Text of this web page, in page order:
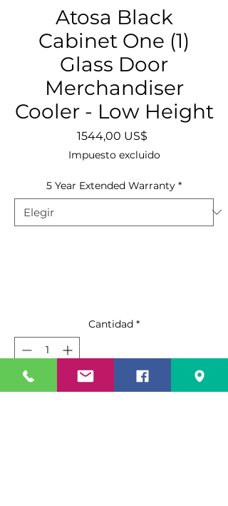
Atosa Black
Cabinet One (1)
Glass Door
Merchandiser
Cooler - Low Height
1544,00 US$
Impuesto excluido
5 Year Extended Warranty *
Cantidad *
Agregar al carrito